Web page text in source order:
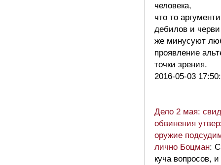
человека,
что то
дебилов и
же минусуют
проявление
точки зрения.
2016-05-03
Дело 2 мая:
обвинения
оружие
лично Боцман:
куча вопросов,